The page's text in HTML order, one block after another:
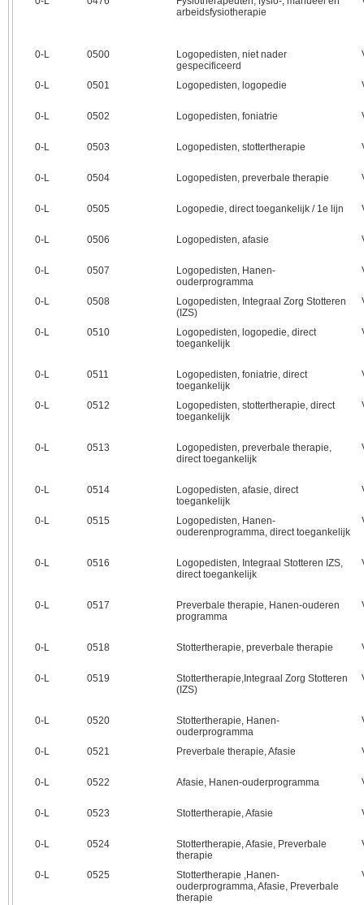
arbeidsfysiotherapie
0‑L 0500
Logopedisten, niet nader
gespecificeerd
0‑L 0501 Logopedisten, logopedie
0‑L 0502 Logopedisten, foniatrie
0‑L 0503 Logopedisten, stottertherapie
0‑L 0504 Logopedisten, preverbale therapie
0‑L 0505 Logopedie, direct toegankelijk / 1e lijn
0‑L 0506 Logopedisten, afasie
0‑L 0507
Logopedisten, Hanen-
ouderprogramma
0‑L 0508
Logopedisten, Integraal Zorg Stotteren
(IZS)
0‑L 0510
Logopedisten, logopedie, direct
toegankelijk
0‑L 0511
Logopedisten, foniatrie, direct
toegankelijk
0‑L 0512
Logopedisten, stottertherapie, direct
toegankelijk
0‑L 0513
Logopedisten, preverbale therapie,
direct toegankelijk
0‑L 0514
Logopedisten, afasie, direct
toegankelijk
0‑L 0515
Logopedisten, Hanen-
ouderenprogramma, direct toegankelijk
0‑L 0516
Logopedisten, Integraal Stotteren IZS,
direct toegankelijk
0‑L 0517
Preverbale therapie, Hanen-ouderen
programma
0‑L 0518 Stottertherapie, preverbale therapie
0‑L 0519
Stottertherapie,Integraal Zorg Stotteren
(IZS)
0‑L 0520
Stottertherapie, Hanen-
ouderprogramma
0‑L 0521 Preverbale therapie, Afasie
0‑L 0522 Afasie, Hanen-ouderprogramma
0‑L 0523 Stottertherapie, Afasie
0‑L 0524
Stottertherapie, Afasie, Preverbale
therapie
0‑L 0525
Stottertherapie ,Hanen-
ouderprogramma, Afasie, Preverbale
therapie